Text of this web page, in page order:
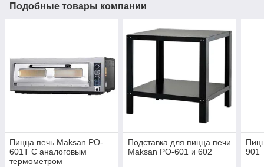
Подобные товары компании
Пицца печь Maksan PO-
601T С аналоговым
термометром
Подставка для пицца печи
Maksan PO-601 и 602
901